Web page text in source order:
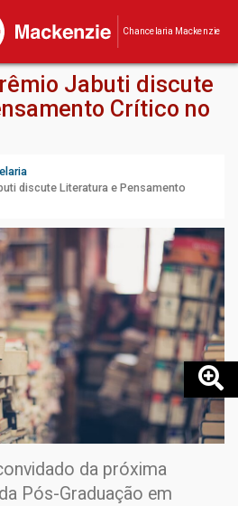
Chancelaria Mackenzie
Jabuti discute
Crítico no
discute Literatura e Pensamento
da próxima
Pós-Graduação em